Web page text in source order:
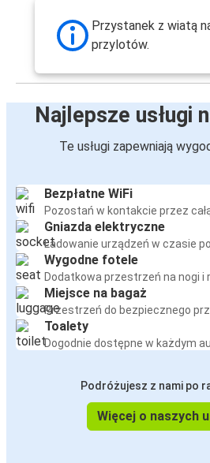
Przystanek z wiatą
przylotów.
Najlepsze usługi
Te usługi zapewniają
Bezpłatne WiFi
Pozostań w kontakcie przez
Gniazda elektryczne
Ładowanie urządzeń w czasie
Wygodne fotele
Dodatkowa przestrzeń na nogi i
Miejsce na bagaż
Przestrzeń do bezpiecznego
Toalety
Dogodnie dostępne w każdym
Podróżujesz z nami po
Więcej o naszych